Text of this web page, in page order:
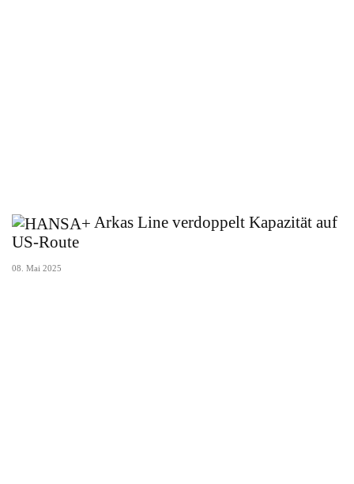
Arkas Line verdoppelt Kapazität auf
US-Route
08. Mai 2025